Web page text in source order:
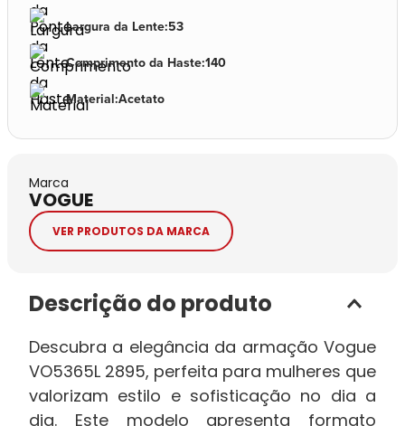
Largura da Lente:53
Comprimento da Haste:140
Material:Acetato
Marca
VOGUE
VER PRODUTOS DA MARCA
Descrição do produto
Descubra a elegância da armação Vogue
VO5365L 2895, perfeita para mulheres que
valorizam estilo e sofisticação no dia a
dia. Este modelo apresenta formato